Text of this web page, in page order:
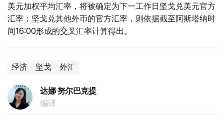
美元加权平均汇率，将被确定为下一工作日坚戈兑美元官方
汇率；坚戈兑其他外币的官方汇率，则依据截至阿斯塔纳时
间16:00形成的交叉汇率计算得出。
经济 坚戈 外汇
达娜 努尔巴克提
编译